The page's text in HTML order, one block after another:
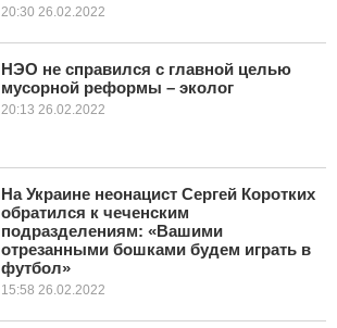
20:30 26.02.2022
НЭО не справился с главной целью
мусорной реформы – эколог
20:13 26.02.2022
На Украине неонацист Сергей Коротких
обратился к чеченским
подразделениям: «Вашими
отрезанными бошками будем играть в
футбол»
15:58 26.02.2022